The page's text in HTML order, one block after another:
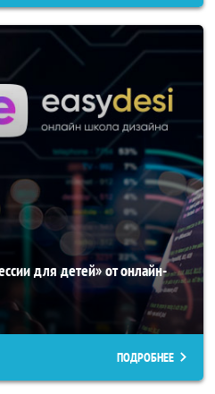
для детей» от онлайн-
ПОДРОБНЕЕ